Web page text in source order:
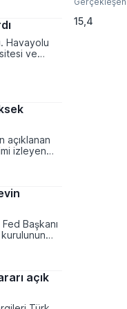
Havayolu
ve
açıklanan
izleyen
bu
Başkanı
açık
15,4